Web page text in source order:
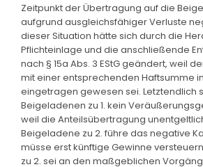
Zeitpunkt der Übertragung auf die
aufgrund ausgleichsfähiger Verluste
dieser Situation hätte sich durch die
Pflichteinlage und die anschließende
nach § 15a Abs. 3 EStG geändert, weil
mit einer entsprechenden Haftsumme
eingetragen gewesen sei. Letztendlich
Beigeladenen zu 1. kein
weil die Anteilsübertragung
Beigeladene zu 2. führe das negative
müsse erst künftige Gewinne
zu 2. sei an den maßgeblichen